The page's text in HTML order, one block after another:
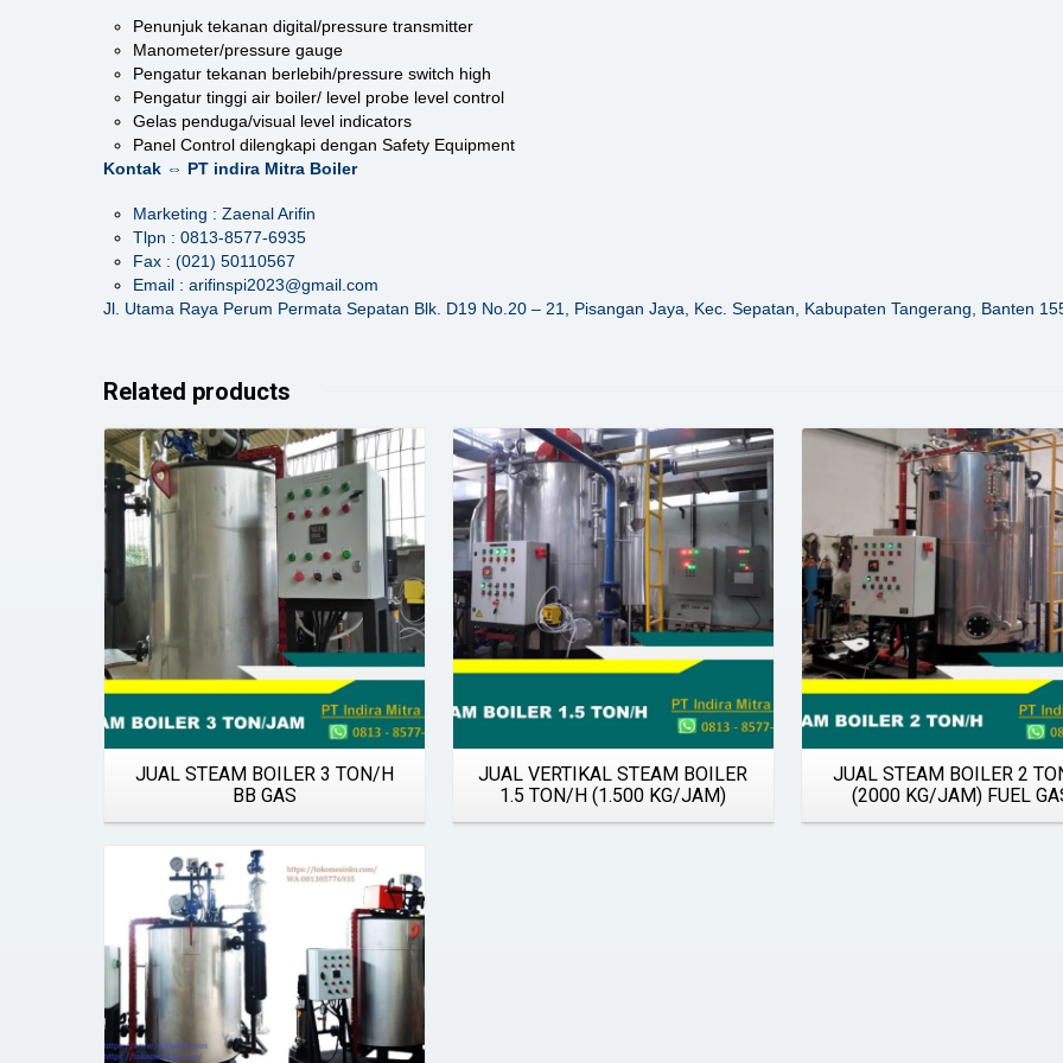
Penunjuk tekanan digital/pressure transmitter
Manometer/pressure gauge
Pengatur tekanan berlebih/pressure switch high
Pengatur tinggi air boiler/ level probe level control
Gelas penduga/visual level indicators
Panel Control dilengkapi dengan Safety Equipment
Kontak ⇔ PT indira Mitra Boiler
Marketing : Zaenal Arifin
Tlpn : 0813-8577-6935
Fax : (021) 50110567
Email : arifinspi2023@gmail.com
Jl. Utama Raya Perum Permata Sepatan Blk. D19 No.20 – 21, Pisangan Jaya, Kec. Sepatan, Kabupaten Tangerang, Banten
Related products
Details
JUAL STEAM BOILER 3 TON/H
BB GAS
Details
JUAL VERTIKAL STEAM BOILER
1.5 TON/H (1.500 KG/JAM)
Details
JUAL STEAM BOILER 2
(2000 KG/JAM) FUEL
Details